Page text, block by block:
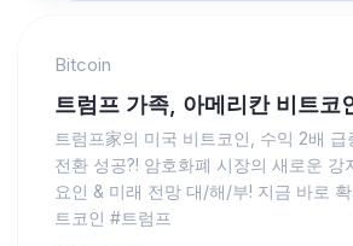
Bitcoin
트럼프 가족, 아메리칸 비트코
트럼프家의 미국 비트코인, 수익 2배 급
전환 성공?! 암호화폐 시장의 새로운 강
요인 & 미래 전망 대/해/부! 지금 바로
트코인 #트럼프